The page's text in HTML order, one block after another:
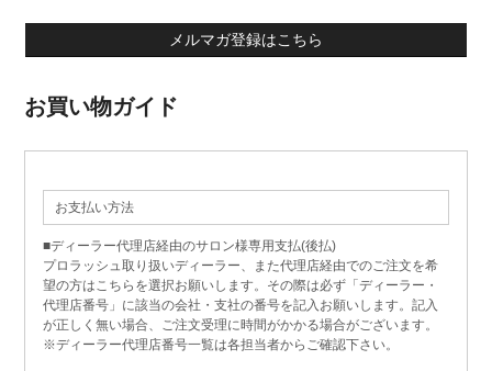
メルマガ登録はこちら
お買い物ガイド
お支払い方法
■ディーラー代理店経由のサロン様専用支払(後払)
プロラッシュ取り扱いディーラー、また代理店経由でのご注文を希
望の方はこちらを選択お願いします。その際は必ず「ディーラー・
代理店番号」に該当の会社・支社の番号を記入お願いします。記入
が正しく無い場合、ご注文受理に時間がかかる場合がございます。
※ディーラー代理店番号一覧は各担当者からご確認下さい。